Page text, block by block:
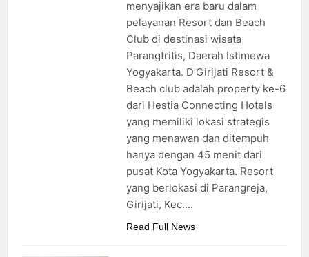
menyajikan era baru dalam
pelayanan Resort dan Beach
Club di destinasi wisata
Parangtritis, Daerah Istimewa
Yogyakarta. D’Girijati Resort &
Beach club adalah property ke-6
dari Hestia Connecting Hotels
yang memiliki lokasi strategis
yang menawan dan ditempuh
hanya dengan 45 menit dari
pusat Kota Yogyakarta. Resort
yang berlokasi di Parangreja,
Girijati, Kec….
Read Full News